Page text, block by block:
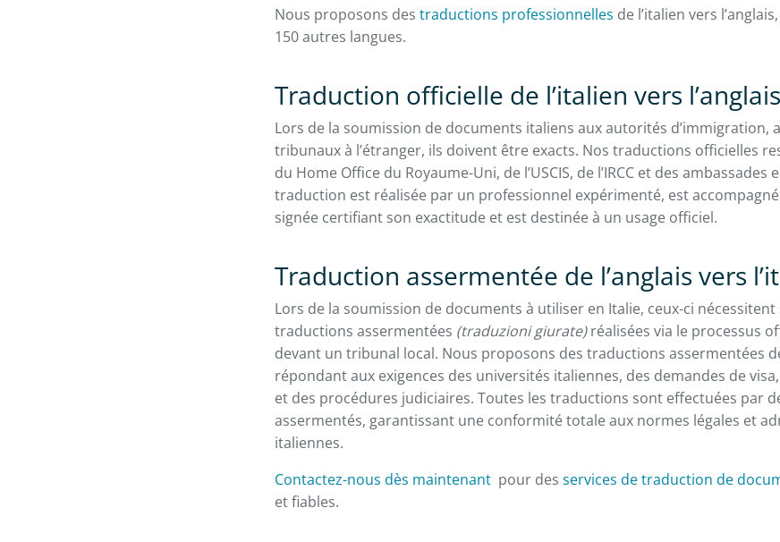
Nous proposons des traductions professionnelles de l’italien vers
150 autres langues.
Traduction officielle de l’italien vers l’anglais
Lors de la soumission de documents italiens aux autorités d’immigration,
tribunaux à l’étranger, ils doivent être exacts. Nos traductions officielles
du Home Office du Royaume-Uni, de l’USCIS, de l’IRCC et des
traduction est réalisée par un professionnel expérimenté, est
signée certifiant son exactitude et est destinée à un usage officiel.
Traduction assermentée de l’anglais vers
Lors de la soumission de documents à utiliser en Italie, ceux-ci
traductions assermentées (traduzioni giurate)réalisées via le processus
devant un tribunal local. Nous proposons des traductions assermentées
répondant aux exigences des universités italiennes, des demandes de
et des procédures judiciaires. Toutes les traductions sont effectuées par
assermentés, garantissant une conformité totale aux normes légales et
italiennes.
Contactez-nous dès maintenant pour des services de traduction de
et fiables.